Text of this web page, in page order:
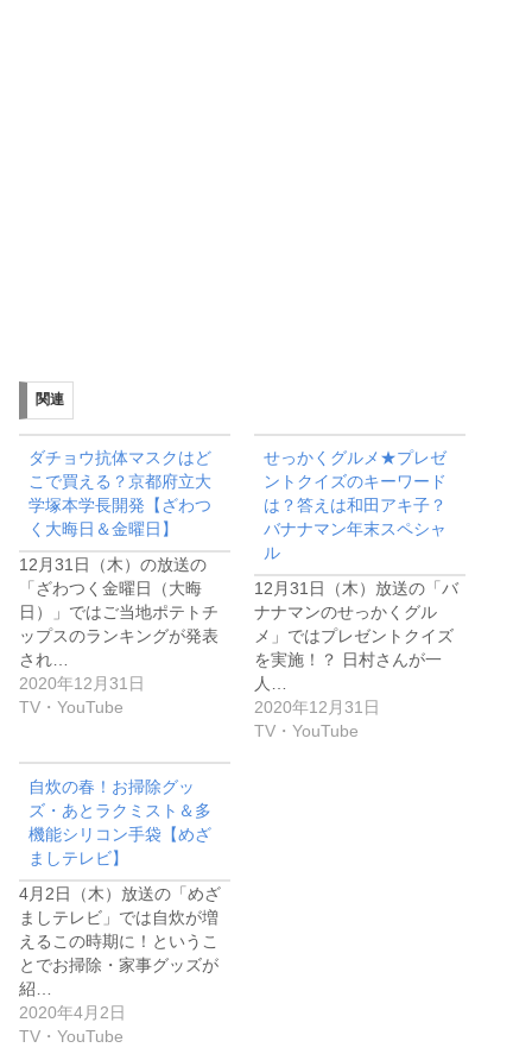
関連
ダチョウ抗体マスクはど
こで買える？京都府立大
学塚本学長開発【ざわつ
く大晦日＆金曜日】
12月31日（木）の放送の
「ざわつく金曜日（大晦
日）」ではご当地ポテトチ
ップスのランキングが発表
され…
2020年12月31日
TV・YouTube
せっかくグルメ★プレゼ
ントクイズのキーワード
は？答えは和田アキ子？
バナナマン年末スペシャ
ル
12月31日（木）放送の「バ
ナナマンのせっかくグル
メ」ではプレゼントクイズ
を実施！？ 日村さんが一
人…
2020年12月31日
TV・YouTube
自炊の春！お掃除グッ
ズ・あとラクミスト＆多
機能シリコン手袋【めざ
ましテレビ】
4月2日（木）放送の「めざ
ましテレビ」では自炊が増
えるこの時期に！というこ
とでお掃除・家事グッズが
紹…
2020年4月2日
TV・YouTube